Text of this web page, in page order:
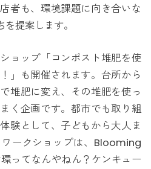
者も、環境課題に向き合いな
提案します。
ョップ「コンポスト堆肥を使
」も開催されます。台所から
堆肥に変え、その堆肥を使っ
く企画です。都市でも取り組
験として、子どもから大人ま
ークショップは、Blooming
ってなんやねん？ケンキュー